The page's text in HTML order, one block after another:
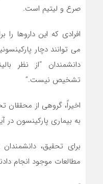
صرع و لیتیم است.
افرادی که این داروها
می توانند دچار
دانشمندان “از نظر
تشخیص نیست.”
به بیماری پارکینسون در
برای تحقیق،
مطالعات موجود انجام